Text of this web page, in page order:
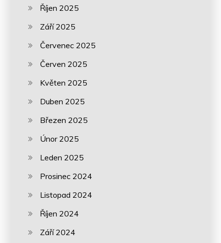
Říjen 2025
Září 2025
Červenec 2025
Červen 2025
Květen 2025
Duben 2025
Březen 2025
Únor 2025
Leden 2025
Prosinec 2024
Listopad 2024
Říjen 2024
Září 2024